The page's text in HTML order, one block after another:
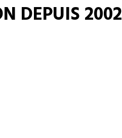
DEPUIS 2002